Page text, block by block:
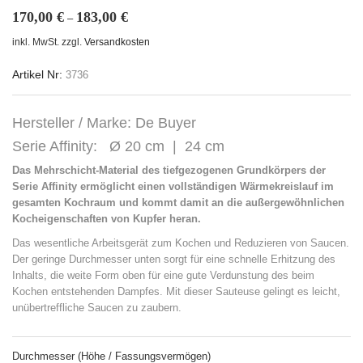
170,00 € – 183,00 €
inkl. MwSt. zzgl. Versandkosten
Artikel Nr: 3736
Hersteller / Marke: De Buyer
Serie Affinity: Ø 20 cm | 24 cm
Das Mehrschicht-Material des tiefgezogenen Grundkörpers der
Serie Affinity ermöglicht einen vollständigen Wärmekreislauf im
gesamten Kochraum und kommt damit an die außergewöhnlichen
Kocheigenschaften von Kupfer heran.
Das wesentliche Arbeitsgerät zum Kochen und Reduzieren von Saucen.
Der geringe Durchmesser unten sorgt für eine schnelle Erhitzung des
Inhalts, die weite Form oben für eine gute Verdunstung des beim
Kochen entstehenden Dampfes. Mit dieser Sauteuse gelingt es leicht,
unübertreffliche Saucen zu zaubern.
Durchmesser (Höhe / Fassungsvermögen)